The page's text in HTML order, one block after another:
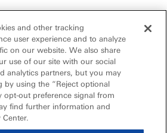
and other tracking
user experience and to analyze
on our website. We also share
use of our site with our social
analytics partners, but you may
using the “Reject optional
out preference signal from
find further information and